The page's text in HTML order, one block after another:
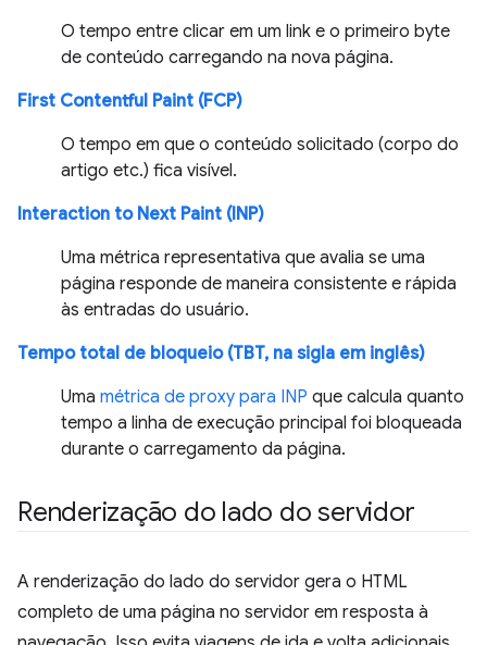
O tempo entre clicar em um link e o primeiro byte
de conteúdo carregando na nova página.
First Contentful Paint (FCP)
O tempo em que o conteúdo solicitado (corpo do
artigo etc.) fica visível.
Interaction to Next Paint (INP)
Uma métrica representativa que avalia se uma
página responde de maneira consistente e rápida
às entradas do usuário.
Tempo total de bloqueio (TBT, na sigla em inglês)
Uma métrica de proxy para INP que calcula quanto
tempo a linha de execução principal foi bloqueada
durante o carregamento da página.
Renderização do lado do servidor
A renderização do lado do servidor gera o HTML
completo de uma página no servidor em resposta à